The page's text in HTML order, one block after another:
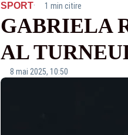
SPORT· 1 min citire
GABRIELA
AL
8 mai 2025, 10:50